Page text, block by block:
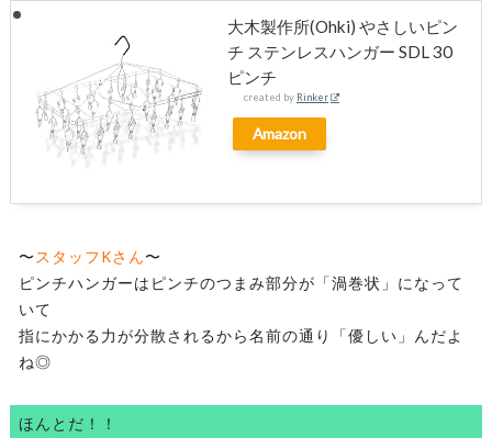
大木製作所(Ohki) やさしいピン
チ ステンレスハンガー SDL 30
ピンチ
created by Rinker
Amazon
〜 スタッフKさん〜
ピンチハンガーはピンチのつまみ部分が「渦巻状」になって
いて
指にかかる力が分散されるから名前の通り「優しい」んだよ
ね◎
ほんとだ！！